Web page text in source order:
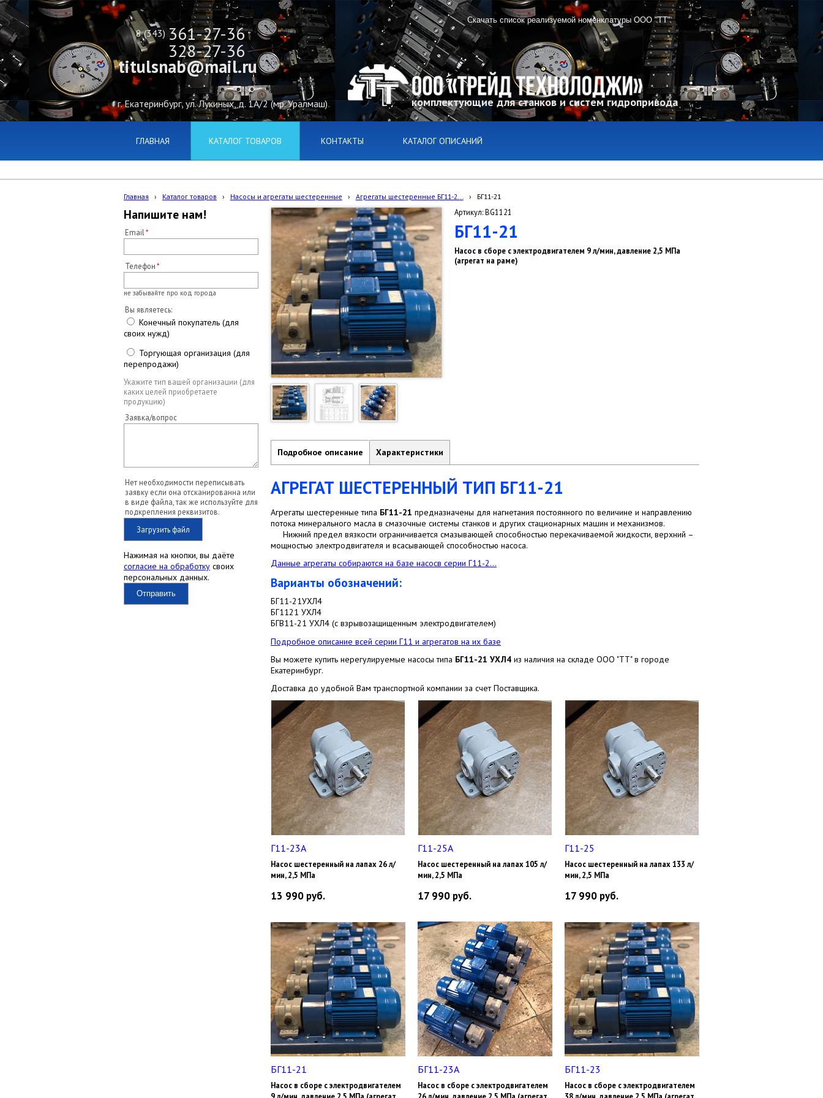
комплектующие для станков и систем гидропривода
8 (343) 361-27-36
г. Екатеринбург, ул. Лукиных, д. 1А/2 (мр. Уралмаш)
328-27-36
titulsnab@mail.ru
Скачать список реализуемой номенклатуры ООО "ТТ"
ГЛАВНАЯ КАТАЛОГ ТОВАРОВ КОНТАКТЫ КАТАЛОГ ОПИСАНИЙ
Главная › Каталог товаров › Насосы и агрегаты шестеренные › Агрегаты шестеренные БГ11-2... › БГ11-21
Напишите нам!
Email
Телефон
не забывайте про код города
Вы являетесь:
Конечный покупатель (для
своих нужд)
Торгующая организация (для
перепродажи)
Укажите тип вашей организации (для
каких целей приобретаете
продукцию)
Заявка/вопрос
Нет необходимости переписывать
заявку если она отсканированна или
в виде файла, так же используйте для
подкрепления реквизитов.
Загрузить файл
Нажимая на кнопки, вы даёте
согласие на обработку своих
персональных данных.
Отправить
Артикул: BG1121
БГ11-21
Насос в сборе с электродвигателем 9 л/мин, давление 2,5 МПа
(агрегат на раме)
Подробное описание Характеристики
АГРЕГАТ ШЕСТЕРЕННЫЙ ТИП БГ11-21
Агрегаты шестеренные типа БГ11-21 предназначены для нагнетания постоянного по величине и направлению
потока минерального масла в смазочные системы станков и других стационарных машин и механизмов.
Нижний предел вязкости ограничивается смазывающей способностью перекачиваемой жидкости, верхний –
мощностью электродвигателя и всасывающей способностью насоса.
Данные агрегаты собираются на базе насосв серии Г11-2...
Варианты обозначений:
БГ11-21УХЛ4
БГ1121 УХЛ4
БГВ11-21 УХЛ4 (с взрывозащищенным электродвигателем)
Подробное описание всей серии Г11 и агрегатов на их базе
Вы можете купить нерегулируемые насосы типа БГ11-21 УХЛ4 из наличия на складе ООО "ТТ" в городе
Екатеринбург.
Доставка до удобной Вам транспортной компании за счет Поставщика.
Г11-23А
Насос шестеренный на лапах 26 л/
мин, 2,5 МПа
13 990 руб.
Г11-25А
Насос шестеренный на лапах 105 л/
мин, 2,5 МПа
17 990 руб.
Г11-25
Насос шестеренный на лапах 133 л/
мин, 2,5 МПа
17 990 руб.
БГ11-21
Насос в сборе с электродвигателем
БГ11-23А
Насос в сборе с электродвигателем
БГ11-23
Насос в сборе с электродвигателем